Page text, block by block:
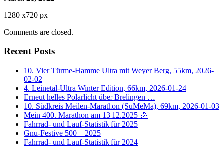
1280 x720 px
Comments are closed.
Recent Posts
10. Vier Türme-Hamme Ultra mit Weyer Berg, 55km, 2026-
02-02
4. Leinetal-Ultra Winter Edition, 66km, 2026-01-24
Erneut helles Polarlicht über Brelingen …
10. Südkreis Meilen-Marathon (SuMeMa), 69km, 2026-01-03
Mein 400. Marathon am 13.12.2025 🎉
Fahrrad- und Lauf-Statistik für 2025
Gnu-Festive 500 – 2025
Fahrrad- und Lauf-Statistik für 2024